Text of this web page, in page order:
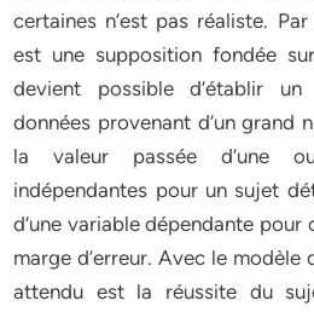
certaines n’est pas réaliste.
est une supposition fondée
devient possible d’établir
données provenant d’un grand
la valeur passée d’une
indépendantes pour un sujet
d’une variable dépendante pour
marge d’erreur. Avec le
attendu est la réussite du